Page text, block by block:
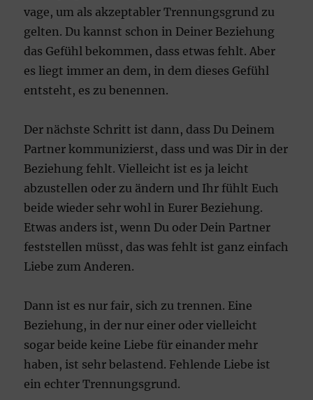
vage, um als akzeptabler Trennungsgrund zu
gelten. Du kannst schon in Deiner Beziehung
das Gefühl bekommen, dass etwas fehlt. Aber
es liegt immer an dem, in dem dieses Gefühl
entsteht, es zu benennen.
Der nächste Schritt ist dann, dass Du Deinem
Partner kommunizierst, dass und was Dir in der
Beziehung fehlt. Vielleicht ist es ja leicht
abzustellen oder zu ändern und Ihr fühlt Euch
beide wieder sehr wohl in Eurer Beziehung.
Etwas anders ist, wenn Du oder Dein Partner
feststellen müsst, das was fehlt ist ganz einfach
Liebe zum Anderen.
Dann ist es nur fair, sich zu trennen. Eine
Beziehung, in der nur einer oder vielleicht
sogar beide keine Liebe für einander mehr
haben, ist sehr belastend. Fehlende Liebe ist
ein echter Trennungsgrund.